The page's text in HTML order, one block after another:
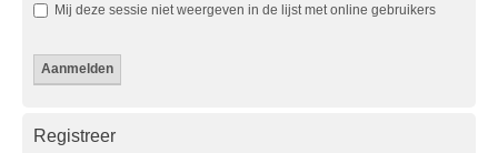
Mij deze sessie niet weergeven in de lijst met online gebruikers
Registreer